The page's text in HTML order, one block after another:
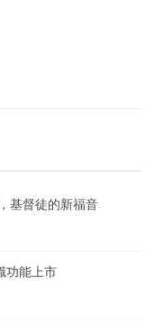
基督徒的新福音
功能上市